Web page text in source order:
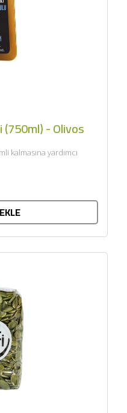
(750ml) - Olivos
kalmasına yardımcı